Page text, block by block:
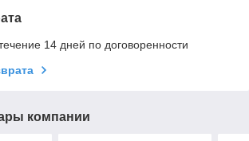
14 дней по договоренности
компании